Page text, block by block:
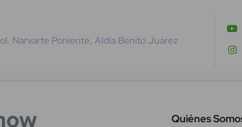
Narvarte Poniente, Aldía Benito Juárez
Quiénes